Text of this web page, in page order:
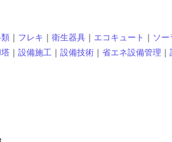
｜ フレキ ｜ 衛生器具 ｜ エコキュート ｜ ソー
｜ 設備施工 ｜ 設備技術 ｜ 省エネ設備管理 ｜